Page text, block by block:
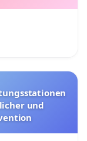
und